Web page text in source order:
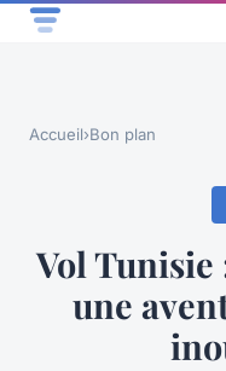
Accueil›Bon plan
Vol
une